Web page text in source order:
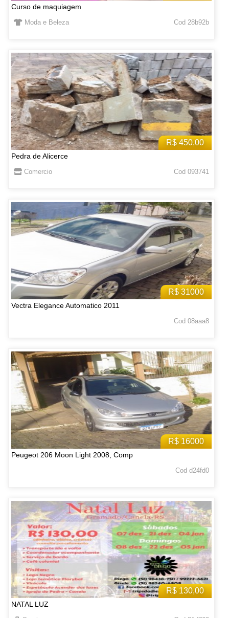
Curso de maquiagem
Moda e Beleza Cod 28b92b
R$ 450,00
Pedra de Alicerce
Comercio Cod 093741
R$ 31000
Vectra Elegance Automatico 2011
Cod 08aaa8
R$ 16000
Peugeot 206 Moon Light 2008, Comp
Cod d24fd0
R$ 130,00
NATAL LUZ